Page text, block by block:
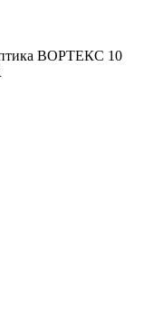
ВОРТЕКС 10